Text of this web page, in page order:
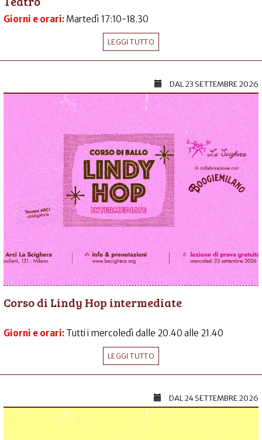
Giorni e orari: Martedì 17:10-18.30
LEGGI TUTTO
DAL23 SETTEMBRE 2026
Corso di Lindy Hop intermediate
Giorni e orari: Tutti i mercoledì dalle 20.40 alle 21.40
LEGGI TUTTO
DAL24 SETTEMBRE 2026